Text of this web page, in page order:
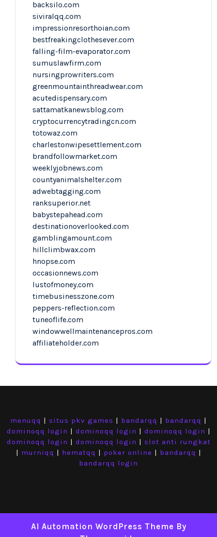
backsilo.com
siviralqq.com
impressionresorthoian.com
bestfreakingclothesever.com
falling-film-evaporator.com
sumuslawfirm.com
nursingprowriters.com
greenmountainthreadwear.com
acutedispensary.com
sattamatkanewsblog.com
cryptocurrencytradingcn.com
totowaz.com
charlestonwipesettlement.com
brandfollowmarket.com
weeklyjobnews.com
countyanimalshelter.com
adwebtagging.com
ranksuperior.net
babystepahead.com
destinationoverlooked.com
gamblingamount.com
hillclimbwax.com
hnopse.com
occasionnews.com
lustofmoney.com
timebusinesszone.com
peppers-reflection.com
tuneoflife.com
windowwellmaintenancepros.com
affiliateholder.com
menuqq | situs pkv games | bandarqq | bandarqq |
dominoqq login | dominoqq login | dominoqq login |
dominoqq login | dominoqq login | slot anti rungkat
| murniqq | hematqq | poker online | bandarqq |
bandarqq login
AI Automation WordPress Theme By